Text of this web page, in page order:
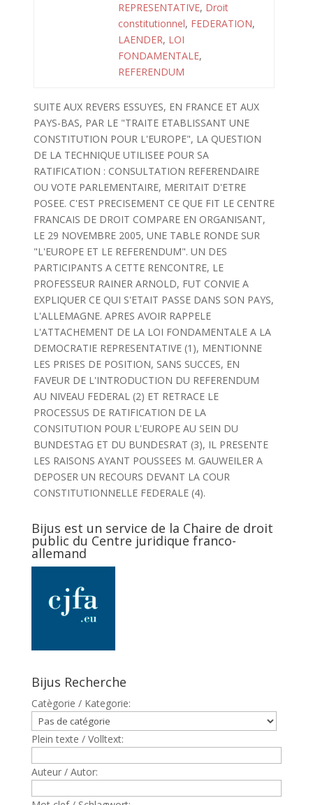
REPRESENTATIVE, Droit
constitutionnel, FEDERATION,
LAENDER, LOI
FONDAMENTALE,
REFERENDUM
SUITE AUX REVERS ESSUYES, EN FRANCE ET AUX
PAYS-BAS, PAR LE "TRAITE ETABLISSANT UNE
CONSTITUTION POUR L'EUROPE", LA QUESTION
DE LA TECHNIQUE UTILISEE POUR SA
RATIFICATION : CONSULTATION REFERENDAIRE
OU VOTE PARLEMENTAIRE, MERITAIT D'ETRE
POSEE. C'EST PRECISEMENT CE QUE FIT LE CENTRE
FRANCAIS DE DROIT COMPARE EN ORGANISANT,
LE 29 NOVEMBRE 2005, UNE TABLE RONDE SUR
"L'EUROPE ET LE REFERENDUM". UN DES
PARTICIPANTS A CETTE RENCONTRE, LE
PROFESSEUR RAINER ARNOLD, FUT CONVIE A
EXPLIQUER CE QUI S'ETAIT PASSE DANS SON PAYS,
L'ALLEMAGNE. APRES AVOIR RAPPELE
L'ATTACHEMENT DE LA LOI FONDAMENTALE A LA
DEMOCRATIE REPRESENTATIVE (1), MENTIONNE
LES PRISES DE POSITION, SANS SUCCES, EN
FAVEUR DE L'INTRODUCTION DU REFERENDUM
AU NIVEAU FEDERAL (2) ET RETRACE LE
PROCESSUS DE RATIFICATION DE LA
CONSITUTION POUR L'EUROPE AU SEIN DU
BUNDESTAG ET DU BUNDESRAT (3), IL PRESENTE
LES RAISONS AYANT POUSSEES M. GAUWEILER A
DEPOSER UN RECOURS DEVANT LA COUR
CONSTITUTIONNELLE FEDERALE (4).
Bijus est un service de la Chaire de droit
public du Centre juridique franco-
allemand
Bijus Recherche
Catègorie / Kategorie:
Plein texte / Volltext:
Auteur / Autor: